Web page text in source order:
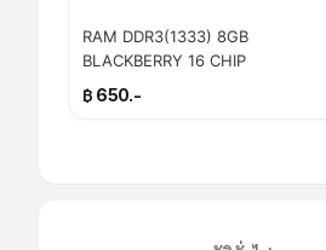
RAM DDR3(1333) 8GB
BLACKBERRY 16 CHIP
฿ 650.-